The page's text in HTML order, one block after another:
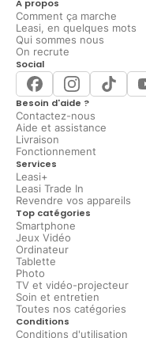
A propos
Comment ça marche
Leasi, en quelques mots
Qui sommes nous
On recrute
Social
Besoin d'aide ?
Contactez-nous
Aide et assistance
Livraison
Fonctionnement
Services
Leasi+
Leasi Trade In
Revendre vos appareils
Top catégories
Smartphone
Jeux Vidéo
Ordinateur
Tablette
Photo
TV et vidéo-projecteur
Soin et entretien
Toutes nos catégories
Conditions
Conditions d'utilisation